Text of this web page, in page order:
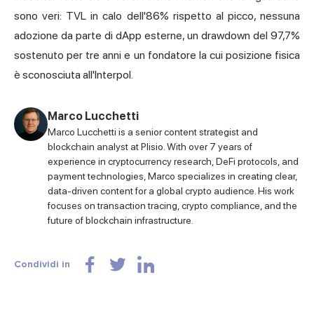
sono veri: TVL in calo dell'86% rispetto al picco, nessuna
adozione da parte di dApp esterne, un drawdown del 97,7%
sostenuto per tre anni e un fondatore la cui posizione fisica
è sconosciuta all'Interpol.
Marco Lucchetti
Marco Lucchetti is a senior content strategist and
blockchain analyst at Plisio. With over 7 years of
experience in cryptocurrency research, DeFi protocols, and
payment technologies, Marco specializes in creating clear,
data-driven content for a global crypto audience. His work
focuses on transaction tracing, crypto compliance, and the
future of blockchain infrastructure.
Condividi in